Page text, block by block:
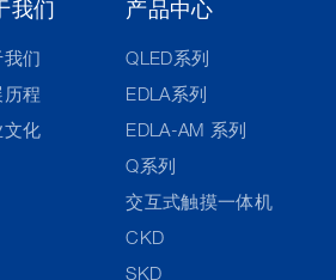
我们
我们
历程
文化
产品中心
QLED系列
EDLA系列
EDLA-AM 系列
Q系列
交互式触摸一体机
CKD
SKD